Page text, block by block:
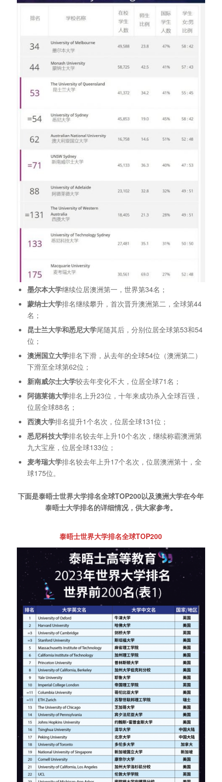
墨尔本大学继续位居澳洲第一，世界第34名；
蒙纳士大学排名继续攀升，首次晋升澳洲第二，全球第44
名；
昆士兰大学和悉尼大学尾随其后，分别位居全球第53和54
位；
澳洲国立大学排名下滑，从去年的全球54位（澳洲第二）
下滑至全球第62位；
新南威尔士大学较去年变化不大，位居全球71名；
阿德莱德大学排名上升23位，十年来成功杀入全球百强，
位居全球88名；
西澳大学排名提升1个名次，位居全球131位；
悉尼科技大学排名较去年上升10个名次，继续称霸澳洲第
九大宝座，位居全球133位；
麦考瑞大学排名较去年上升17个名次，位居澳洲第十，全
球175位。
下面是泰晤士世界大学排名全球TOP200以及澳洲大学在今年
泰晤士大学排名的详细情况，供大家参考。
泰晤士世界大学排名全球TOP200